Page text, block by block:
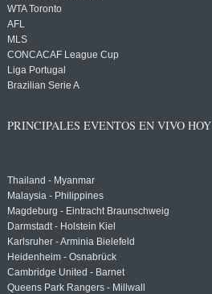
WTA Toronto
AFL
MLS
CONCACAF League Cup
Liga Portugal
Brazilian Serie A
PRINCIPALES EVENTOS EN VIVO HOY
Thailand - Myanmar
Malaysia - Philippines
Magdeburg - Eintracht Braunschweig
Darmstadt - Holstein Kiel
Karlsruher - Arminia Bielefeld
Heidenheim - Osnabrück
Cambridge United - Barnet
Queens Park Rangers - Millwall